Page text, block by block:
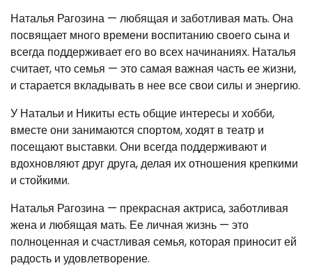
Наталья Рагозина — любящая и заботливая мать. Она
посвящает много времени воспитанию своего сына и
всегда поддерживает его во всех начинаниях. Наталья
считает, что семья — это самая важная часть ее жизни,
и старается вкладывать в нее все свои силы и энергию.
У Натальи и Никиты есть общие интересы и хобби,
вместе они занимаются спортом, ходят в театр и
посещают выставки. Они всегда поддерживают и
вдохновляют друг друга, делая их отношения крепкими
и стойкими.
Наталья Рагозина — прекрасная актриса, заботливая
жена и любящая мать. Ее личная жизнь — это
полноценная и счастливая семья, которая приносит ей
радость и удовлетворение.